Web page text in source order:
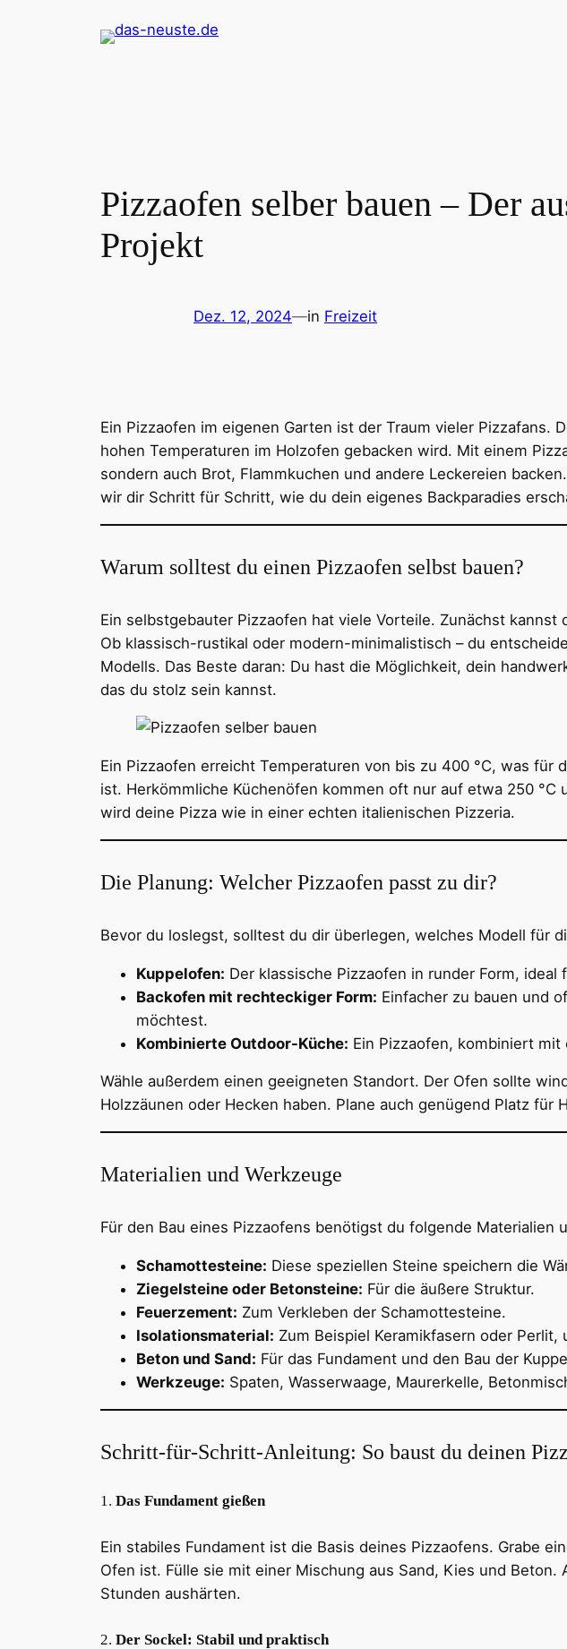
Pizzaofen selber bauen – Der
Projekt
Dez. 12, 2024—in Freizeit
Ein Pizzaofen im eigenen Garten ist der Traum vieler
hohen Temperaturen im Holzofen gebacken wird. Mit einem
sondern auch Brot, Flammkuchen und andere Leckereien
wir dir Schritt für Schritt, wie du dein eigenes Backparadies
Warum solltest du einen Pizzaofen selbst bauen?
Ein selbstgebauter Pizzaofen hat viele Vorteile. Zunächst
Ob klassisch-rustikal oder modern-minimalistisch – du
Modells. Das Beste daran: Du hast die Möglichkeit, dein
das du stolz sein kannst.
Ein Pizzaofen erreicht Temperaturen von bis zu 400 °C, was
ist. Herkömmliche Küchenöfen kommen oft nur auf etwa 250
wird deine Pizza wie in einer echten italienischen Pizzeria.
Die Planung: Welcher Pizzaofen passt zu dir?
Bevor du loslegst, solltest du dir überlegen, welches Modell für
Kuppelofen: Der klassische Pizzaofen in runder Form,
Backofen mit rechteckiger Form: Einfacher zu bauen und
möchtest.
Kombinierte Outdoor-Küche: Ein Pizzaofen, kombiniert
Wähle außerdem einen geeigneten Standort. Der Ofen sollte
Holzzäunen oder Hecken haben. Plane auch genügend Platz für
Materialien und Werkzeuge
Für den Bau eines Pizzaofens benötigst du folgende Materialien
Schamottesteine: Diese speziellen Steine speichern die
Ziegelsteine oder Betonsteine: Für die äußere Struktur.
Feuerzement: Zum Verkleben der Schamottesteine.
Isolationsmaterial: Zum Beispiel Keramikfasern oder
Beton und Sand: Für das Fundament und den Bau der
Werkzeuge: Spaten, Wasserwaage, Maurerkelle,
Schritt-für-Schritt-Anleitung: So baust du deinen
1. Das Fundament gießen
Ein stabiles Fundament ist die Basis deines Pizzaofens. Grabe
Ofen ist. Fülle sie mit einer Mischung aus Sand, Kies und
Stunden aushärten.
2. Der Sockel: Stabil und praktisch